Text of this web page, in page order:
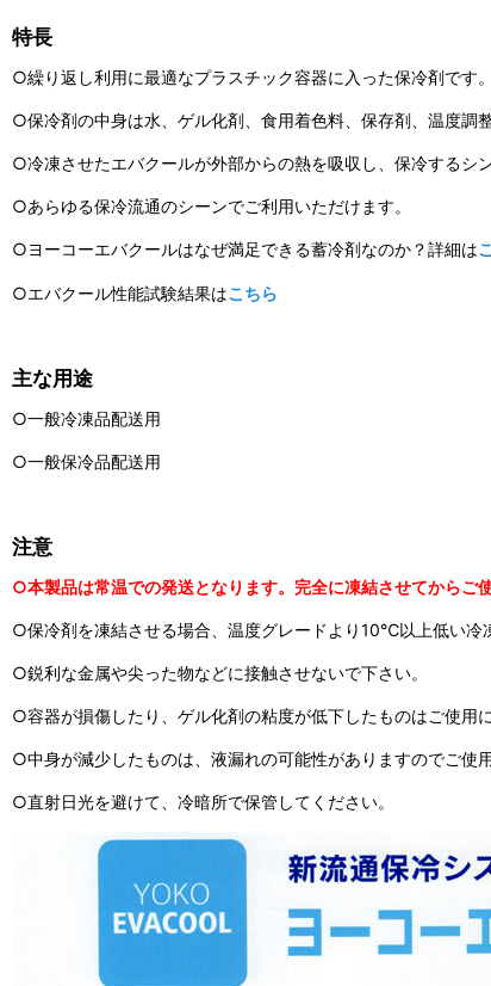
特長
○繰り返し利用に最適なプラスチック容器に入った保冷剤です。
○保冷剤の中身は水、ゲル化剤、食用着色料、保存剤、温度調
○冷凍させたエバクールが外部からの熱を吸収し、保冷するシ
○あらゆる保冷流通のシーンでご利用いただけます。
○ヨーコーエバクールはなぜ満足できる蓄冷剤なのか？詳細は
○エバクール性能試験結果はこちら
主な用途
○一般冷凍品配送用
○一般保冷品配送用
注意
○本製品は常温での発送となります。完全に凍結させてからご使
○保冷剤を凍結させる場合、温度グレードより10℃以上低い冷
○鋭利な金属や尖った物などに接触させないで下さい。
○容器が損傷したり、ゲル化剤の粘度が低下したものはご使用
○中身が減少したものは、液漏れの可能性がありますのでご使
○直射日光を避けて、冷暗所で保管してください。